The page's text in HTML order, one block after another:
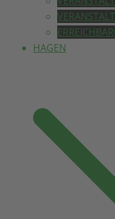
HAGEN